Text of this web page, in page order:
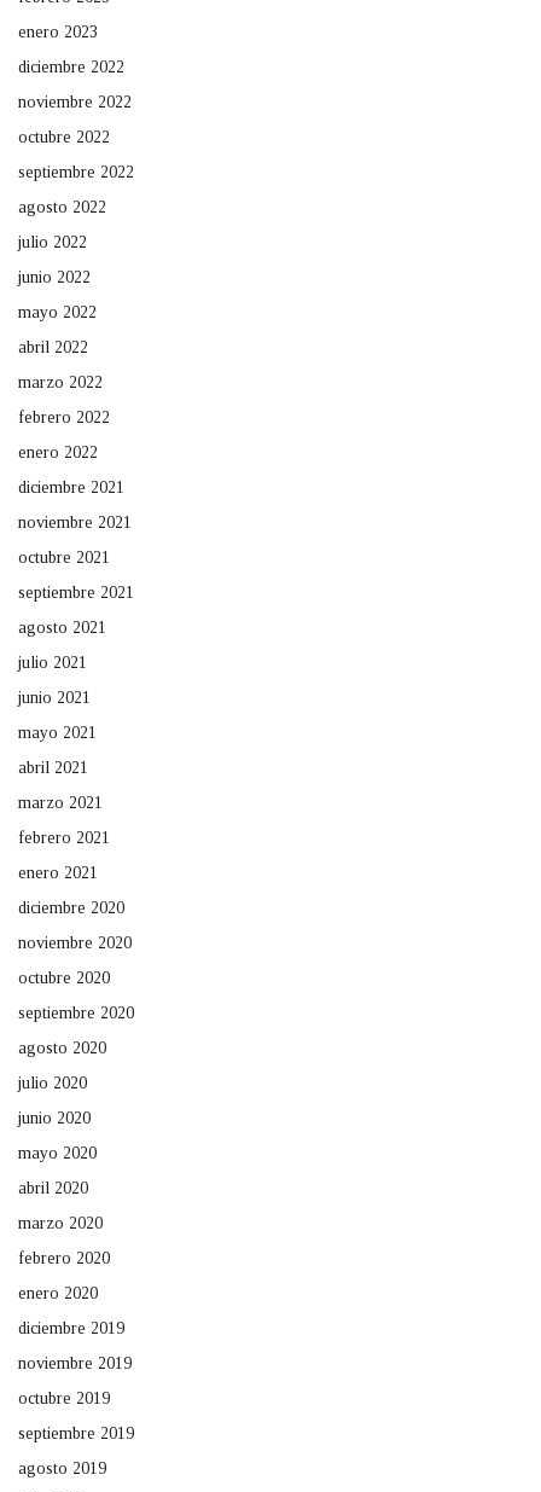
enero 2023
diciembre 2022
noviembre 2022
octubre 2022
septiembre 2022
agosto 2022
julio 2022
junio 2022
mayo 2022
abril 2022
marzo 2022
febrero 2022
enero 2022
diciembre 2021
noviembre 2021
octubre 2021
septiembre 2021
agosto 2021
julio 2021
junio 2021
mayo 2021
abril 2021
marzo 2021
febrero 2021
enero 2021
diciembre 2020
noviembre 2020
octubre 2020
septiembre 2020
agosto 2020
julio 2020
junio 2020
mayo 2020
abril 2020
marzo 2020
febrero 2020
enero 2020
diciembre 2019
noviembre 2019
octubre 2019
septiembre 2019
agosto 2019